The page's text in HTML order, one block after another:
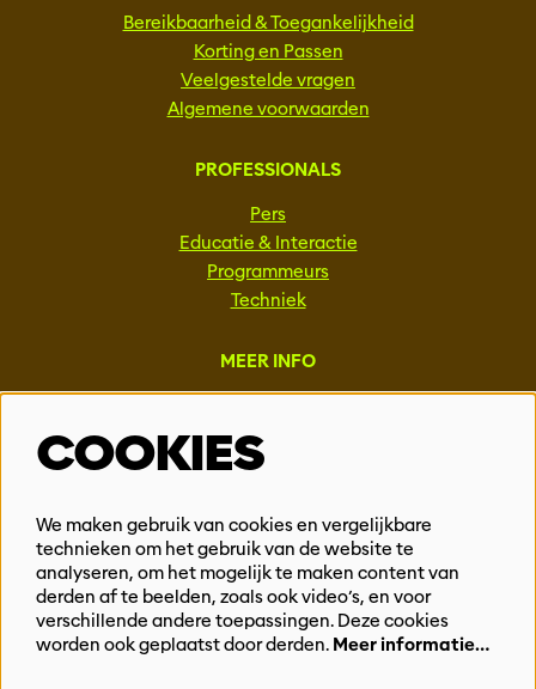
Bereikbaarheid & Toegankelijkheid
Korting en Passen
Veelgestelde vragen
Algemene voorwaarden
PROFESSIONALS
Pers
Educatie & Interactie
Programmeurs
Techniek
MEER INFO
Vacatures
Events & Partnerships
Privacy
BLIJF OP DE HOOGTE
COOKIES
We maken gebruik van cookies en vergelijkbare
technieken om het gebruik van de website te
analyseren, om het mogelijk te maken content van
derden af te beelden, zoals ook video’s, en voor
verschillende andere toepassingen. Deze cookies
worden ook geplaatst door derden. Meer informatie…